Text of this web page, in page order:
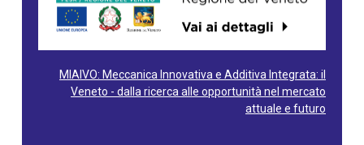
MIAIVO: Meccanica Innovativa e Additiva Integrata: il
Veneto - dalla ricerca alle opportunità nel mercato
attuale e futuro